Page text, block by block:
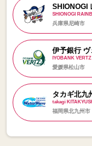
SHIONOGI
SHIONOGI
兵庫県尼崎市
伊予銀行
IYOBANK VERTZ
愛媛県松山市
タカギ北九
takagi
福岡県北九州市